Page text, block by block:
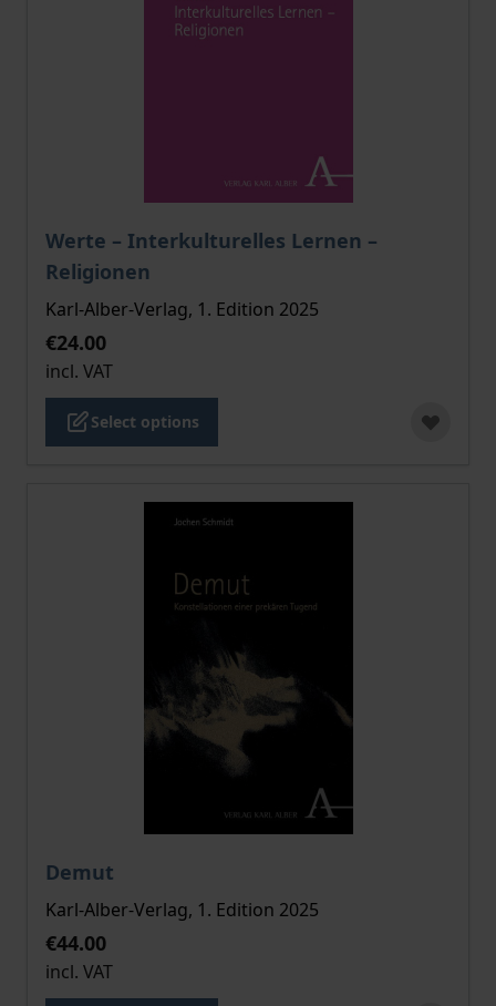
Werte – Interkulturelles Lernen –
Religionen
The price depends on the options chosen on the
Karl-Alber-Verlag, 1. Edition 2025
€24.00
incl. VAT
Select options
Demut
The price depends on the options chosen on the
Karl-Alber-Verlag, 1. Edition 2025
€44.00
incl. VAT